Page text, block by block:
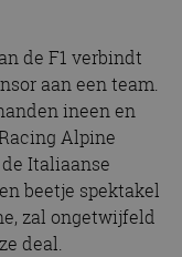
de F1 verbindt
aan een team.
ineen en
Alpine
Italiaanse
beetje spektakel
zal ongetwijfeld
deal.